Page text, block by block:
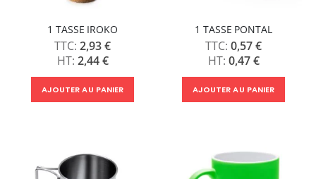
1 TASSE IROKO
2,93 €
2,44 €
AJOUTER AU PANIER
1 TASSE PONTAL
0,57 €
0,47 €
AJOUTER AU PANIER